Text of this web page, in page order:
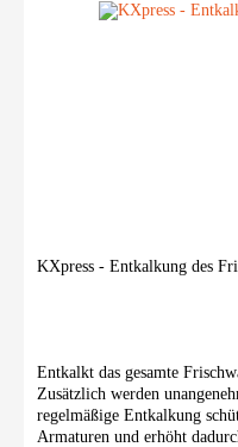
KXpress - Entkalkung des
Entkalkt das gesamte
Zusätzlich werden
regelmäßige Entkalkung
Armaturen und erhöht